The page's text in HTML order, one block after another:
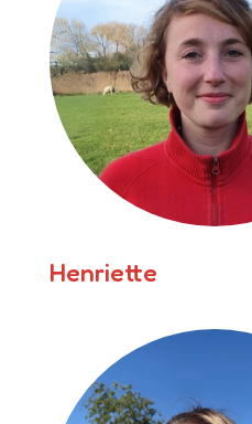
Henriette